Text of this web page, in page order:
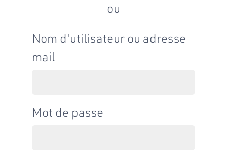
ou
Nom d'utilisateur ou adresse
mail
Mot de passe